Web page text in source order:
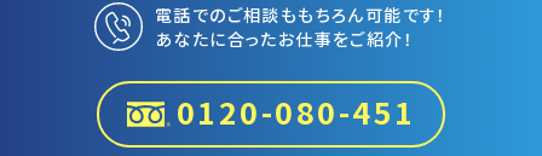
電話でのご相談ももちろん可能です！
あなたに合ったお仕事をご紹介！
0120-080-451